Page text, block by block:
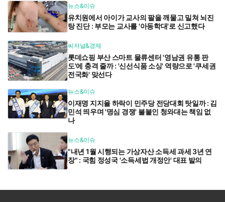
뉴스&이슈
유치원에서 아이가 교사의 팔을 깨물고 밀쳐 뇌진
탕 진단 : 부모는 교사를 '아동학대'로 신고했다
씨저널&경제
롯데쇼핑 부산 스마트 물류센터 '영남권 유통 판
도'에 충격 줄까 : '신선식품 소싱' 역량으로 '쿠세권
전국화' 맞선다
뉴스&이슈
이재명 지지율 하락이 민주당 전당대회 탓일까 : 김
민석 띄우며 '명심 경쟁' 불붙인 청와대는 책임 없
나
뉴스&이슈
"내년 1월 시행되는 가상자산 소득세 과세 3년 연
장" : 국힘 정성국 '소득세법 개정안' 대표 발의